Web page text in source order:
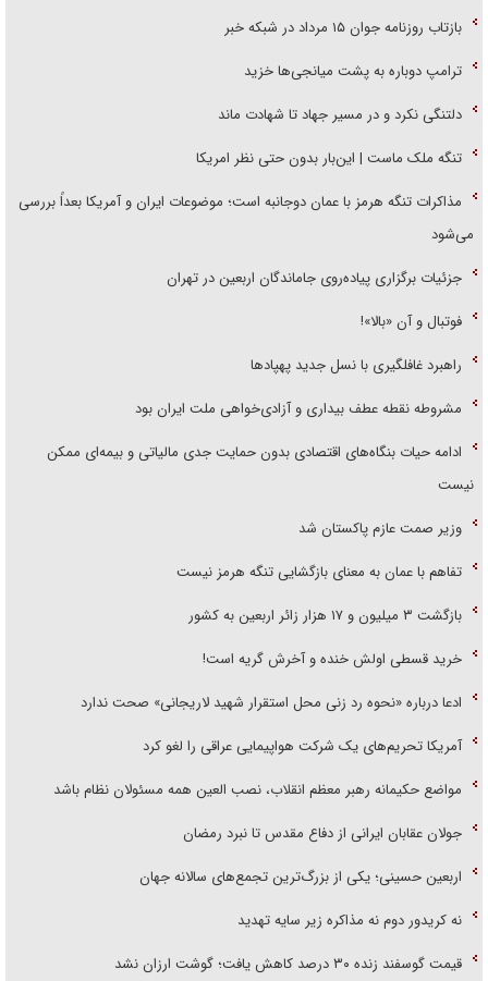
بازتاب روزنامه جوان ۱۵ مرداد در شبکه خبر
ترامپ دوباره به پشت میانجی‌ها خزید
دلتنگی نکرد و در مسیر جهاد تا شهادت ماند
تنگه ملک ماست | این‌بار بدون حتی نظر امریکا
مذاکرات تنگه هرمز با عمان دوجانبه است؛ موضوعات ایران و آمریکا بعداً بررسی
می‌شود
جزئیات برگزاری پیاده‌روی جاماندگان اربعین در تهران
فوتبال و آن «بالا»!
راهبرد غافلگیری با نسل جدید پهپاد‌ها
مشروطه نقطه عطف بیداری و آزادی‌خواهی ملت ایران بود
ادامه حیات بنگاه‌های اقتصادی بدون حمایت جدی مالیاتی و بیمه‌ای ممکن
نیست
وزیر صمت عازم پاکستان شد
تفاهم با عمان به معنای بازگشایی تنگه هرمز نیست
بازگشت ۳ میلیون و ۱۷ هزار زائر اربعین به کشور
خرید قسطی اولش خنده و آخرش گریه است!
ادعا درباره «نحوه رد زنی محل استقرار شهید لاریجانی» صحت ندارد
آمریکا تحریم‌های یک شرکت هواپیمایی عراقی را لغو کرد
مواضع حکیمانه رهبر معظم انقلاب، نصب العین همه مسئولان نظام باشد
جولان عقابان ایرانی از دفاع مقدس تا نبرد رمضان
اربعین حسینی؛ یکی از بزرگ‌ترین تجمع‌های سالانه جهان
نه کریدور دوم نه مذاکره زیر سایه تهدید
قیمت گوسفند زنده ۳۰ درصد کاهش یافت؛ گوشت ارزان نشد